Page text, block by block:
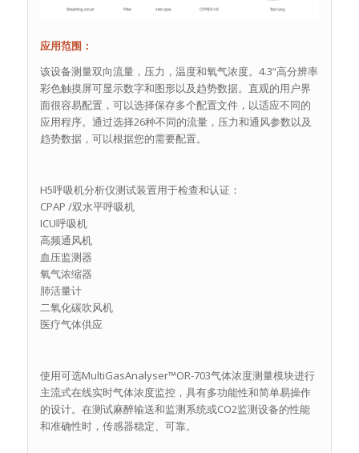
应用范围：
该设备测量双向流量，压力，温度和氧气浓度。4.3“高分辨率
彩色触摸屏可显示数字和图形以及趋势数据。直观的用户界
面很容易配置，可以选择保存多个配置文件，以适应不同的
应用程序。通过选择26种不同的流量，压力和通风参数以及
趋势数据，可以根据您的需要配置。
H5呼吸机分析仪测试装置用于检查和认证：
CPAP /双水平呼吸机
ICU呼吸机
高频通风机
血压监测器
氧气浓缩器
肺活量计
二氧化碳吹风机
医疗气体供应
使用可选MultiGasAnalyser™OR-703气体浓度测量模块进行
主流式在线实时气体浓度监控，具有多功能性和简单易操作
的设计。在测试麻醉输送和监测系统或CO2监测设备的性能
和准确性时，传感器稳定、可靠。